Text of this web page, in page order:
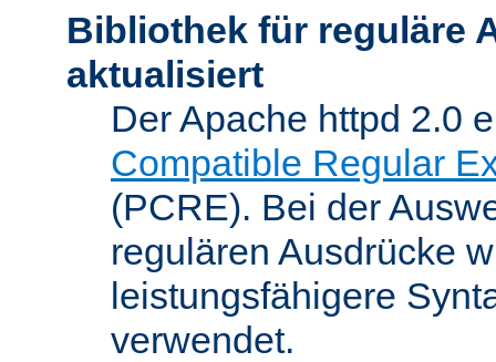
Bibliothek für reguläre
aktualisiert
Der Apache httpd 2.0
Compatible Regular
(PCRE). Bei der
regulären Ausdrücke
leistungsfähigere
verwendet.